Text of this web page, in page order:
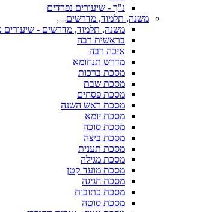
נ"ך - שיעורים נפרדים
משנה, תלמוד, מדרשים
משנה, תלמוד, מדרשים - שיעורים
בראשית רבה
איכה רבה
מדרש תנחומא
מסכת ברכות
מסכת שבת
מסכת פסחים
מסכת ראש השנה
מסכת יומא
מסכת סוכה
מסכת ביצה
מסכת תענית
מסכת מגילה
מסכת מועד קטן
מסכת חגיגה
מסכת כתובות
מסכת סוטה